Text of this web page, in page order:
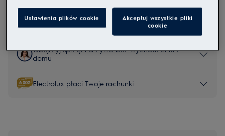
Idealny do pizzy
Obejrzyj sprzęt na żywo bez wychodzenia z
domu
Electrolux płaci Twoje rachunki
Ustawienia plików cookie
Akceptuj wszystkie pliki
cookie